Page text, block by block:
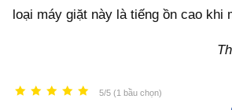
loại máy giặt này là tiếng ồn cao khi
5/5 (1 bầu chọn)